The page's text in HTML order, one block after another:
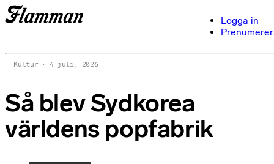
Logga in
Kultur 4 juli, 2026
Så blev Sydkorea
världens popfabrik